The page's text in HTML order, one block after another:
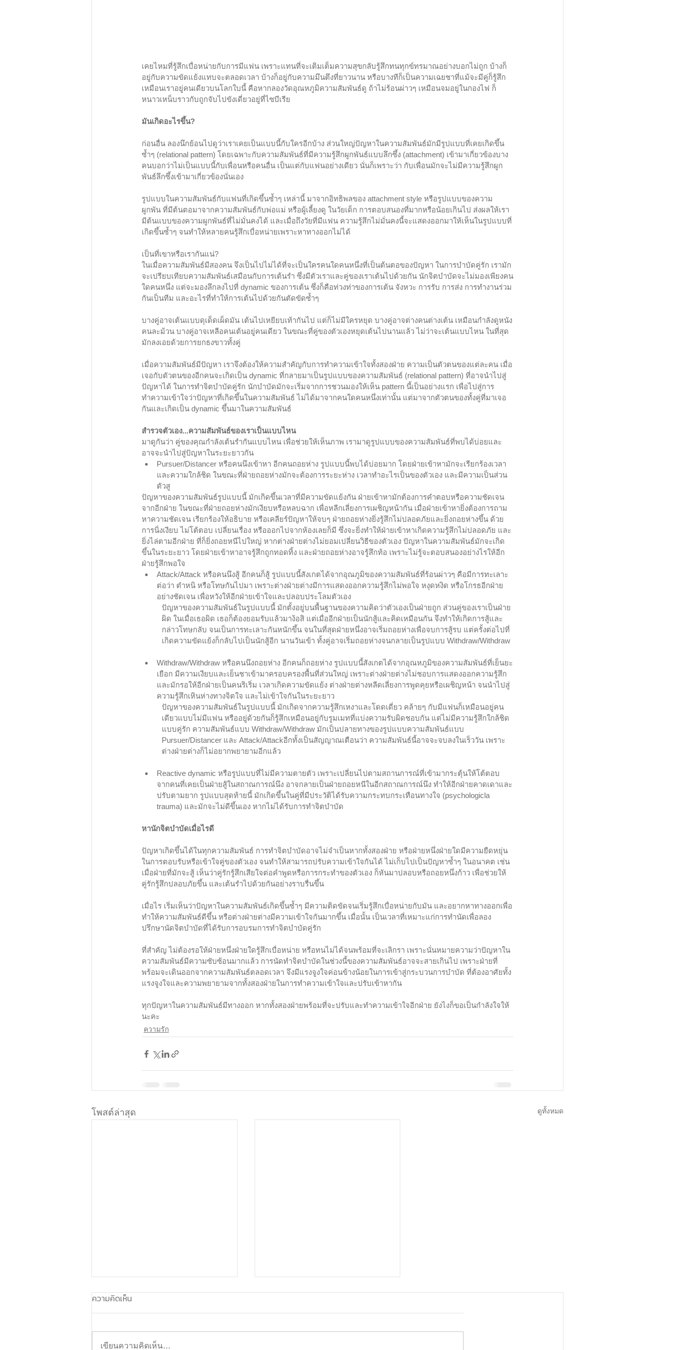
เคยไหมที่รู้สึกเบื่อหน่ายกับการมีแฟน เพราะแทนที่จะเติมเต็มความสุขกลับรู้สึกทนทุกข์ทรมาณอย่างบอกไม่ถูก บ้างก็
อยู่กับความขัดแย้งแทบจะตลอดเวลา บ้างก็อยู่กับความมึนตึงที่ยาวนาน หรือบางทีก็เป็นความเฉยชาที่แม้จะมีคู่ก็รู้สึก
เหมือนเราอยู่คนเดียวบนโลกใบนี้ คือหากลองวัดอุณหภูมิความสัมพันธ์ดู ถ้าไม่ร้อนผ่าวๆ เหมือนจมอยู่ในกองไฟ ก็
หนาวเหน็บราวกับถูกจับไปขังเดี่ยวอยู่ที่ไซบีเรีย
มันเกิดอะไรขึ้น?
ก่อนอื่น ลองนึกย้อนไปดูว่าเราเคยเป็นแบบนี้กับใครอีกบ้าง ส่วนใหญ่ปัญหาในความสัมพันธ์มักมีรูปแบบที่เคยเกิดขึ้น
ซ้ำๆ (relational pattern) โดยเฉพาะกับความสัมพันธ์ที่มีความรู้สึกผูกพันธ์แบบลึกซึ้ง (attachment) เข้ามาเกี่ยวข้องบาง
คนบอกว่าไม่เป็นแบบนี้กับเพื่อนหรือคนอื่น เป็นแต่กับแฟนอย่างเดียว นั่นก็เพราะว่า กับเพื่อนมักจะไม่มีความรู้สึกผูก
พันธ์ลึกซึ้งเข้ามาเกี่ยวข้องนั่นเอง
รูปแบบในความสัมพันธ์กับแฟนที่เกิดขึ้นซ้ำๆ เหล่านี้ มาจากอิทธิพลของ attachment style หรือรูปแบบของความ
ผูกพัน ที่มีต้นตอมาจากความสัมพันธ์กับพ่อแม่ หรือผู้เลี้ยงดู ในวัยเด็ก การตอบสนองที่มากหรือน้อยเกินไป ส่งผลให้เรา
มีต้นแบบของความผูกพันธ์ที่ไม่มั่นคงได้ และเมื่อถึงวัยที่มีแฟน ความรู้สึกไม่มั่นคงนี้จะแสดงออกมาให้เห็นในรูปแบบที่
เกิดขึ้นซ้ำๆ จนทำให้หลายคนรู้สึกเบื่อหน่ายเพราะหาทางออกไม่ได้
เป็นที่เขาหรือเรากันแน่?
ในเมื่อความสัมพันธ์มีสองคน จึงเป็นไปไม่ได้ที่จะเป็นใครคนใดคนหนึ่งที่เป็นต้นตอของปัญหา ในการบำบัดคู่รัก เรามัก
จะเปรียบเทียบความสัมพันธ์เสมือนกับการเต้นรำ ซึ่งมีตัวเราและคู่ของเราเต้นไปด้วยกัน นักจิตบำบัดจะไม่มองเพียงคน
ใดคนหนึ่ง แต่จะมองลึกลงไปที่ dynamic ของการเต้น ซึ่งก็คือท่วงท่าของการเต้น จังหวะ การรับ การส่ง การทำงานร่วม
กันเป็นทีม และอะไรที่ทำให้การเต้นไปด้วยกันตัดขัดซ้ำๆ
บางคู่อาจเต้นแบบดุเด็ดเผ็ดมัน เต้นไปเหยียบเท้ากันไป แต่ก็ไม่มีใครหยุด บางคู่อาจต่างคนต่างเต้น เหมือนกำลังดูหนัง
คนละม้วน บางคู่อาจเหลือคนเต้นอยู่คนเดียว ในขณะที่คู่ของตัวเองหยุดเต้นไปนานแล้ว ไม่ว่าจะเต้นแบบไหน ในที่สุด
มักลงเอยด้วยการยกธงขาวทั้งคู่
เมื่อความสัมพันธ์มีปัญหา เราจึงต้องให้ความสำคัญกับการทำความเข้าใจทั้งสองฝ่าย ความเป็นตัวตนของแต่ละคน เมื่อ
เจอกับตัวตนของอีกคนจะเกิดเป็น dynamic ที่กลายมาเป็นรูปแบบของความสัมพันธ์ (relational pattern) ที่อาจนำไปสู่
ปัญหาได้ ในการทำจิตบำบัดคู่รัก นักบำบัดมักจะเริ่มจากการชวนมองให้เห็น pattern นี้เป็นอย่างแรก เพื่อไปสู่การ
ทำความเข้าใจว่าปัญหาที่เกิดขึ้นในความสัมพันธ์ ไม่ได้มาจากคนใดคนหนึ่งเท่านั้น แต่มาจากตัวตนของทั้งคู่ที่มาเจอ
กันและเกิดเป็น dynamic ขึ้นมาในความสัมพันธ์
สำรวจตัวเอง...ความสัมพันธ์ของเราเป็นแบบไหน
มาดูกันว่า คู่ของคุณกำลังเต้นรำกันแบบไหน เพื่อช่วยให้เห็นภาพ เรามาดูรูปแบบของความสัมพันธ์ที่พบได้บ่อยและ
อาจจะนำไปสู่ปัญหาในระยะยาวกัน
Pursuer/Distancer หรือคนนึงเข้าหา อีกคนถอยห่าง รูปแบบนี้พบได้บ่อยมาก โดยฝ่ายเข้าหามักจะเรียกร้องเวลา
และความใกล้ชิด ในขณะที่ฝ่ายถอยห่างมักจะต้องการระยะห่าง เวลาทำอะไรเป็นของตัวเอง และมีความเป็นส่วน
ตัวสู
ปัญหาของความสัมพันธ์รูปแบบนี้ มักเกิดขึ้นเวลาที่มีความขัดแย้งกัน ฝ่ายเข้าหามักต้องการคำตอบหรือความชัดเจน
จากอีกฝ่าย ในขณะที่ฝ่ายถอยห่างมักเงียบหรือหลบฉาก เพื่อหลีกเลี่ยงการเผชิญหน้ากัน เมื่อฝ่ายเข้าหายิ่งต้องการถาม
หาความชัดเจน เรียกร้องให้อธิบาย หรือเคลียร์ปัญหาให้จบๆ ฝ่ายถอยห่างยิ่งรู้สึกไม่ปลอดภัยและยิ่งถอยห่างขึ้น ด้วย
การนิ่งเงียบ ไม่โต้ตอบ เปลี่ยนเรื่อง หรือออกไปจากห้องเลยก็มี ซึ่งจะยิ่งทำให้ฝ่ายเข้าหาเกิดความรู้สึกไม่ปลอดภัย และ
ยิ่งไล่ตามอีกฝ่าย ที่ก็ยิ่งถอยหนีไปใหญ่ หากต่างฝ่ายต่างไม่ยอมเปลี่ยนวิธีของตัวเอง ปัญหาในความสัมพันธ์มักจะเกิด
ขึ้นในระยะยาว โดยฝ่ายเข้าหาอาจรู้สึกถูกทอดทิ้ง และฝ่ายถอยห่างอาจรู้สึกท้อ เพราะไม่รู้จะตอบสนองอย่างไรให้อีก
ฝ่ายรู้สึกพอใจ
Attack/Attack หรือคนนึงสู้ อีกคนก็สู้ รูปแบบนี้สังเกตได้จากอุณภูมิของความสัมพันธ์ที่ร้อนผ่าวๆ คือมีการทะเลาะ
ต่อว่า ตำหนิ หรือโทษกันไปมา เพราะต่างฝ่ายต่างมีการแสดงออกความรู้สึกไม่พอใจ หงุดหงิด หรือโกรธอีกฝ่าย
อย่างชัดเจน เพื่อหวังให้อีกฝ่ายเข้าใจและปลอบประโลมตัวเอง
ปัญหาของความสัมพันธ์ในรูปแบบนี้ มักตั้งอยู่บนพื้นฐานของความคิดว่าตัวเองเป็นฝ่ายถูก ส่วนคู่ของเราเป็นฝ่าย
ผิด ในเมื่อเธอผิด เธอก็ต้องยอมรับแล้วมาง้อสิ แต่เมื่ออีกฝ่ายเป็นนักสู้และคิดเหมือนกัน จึงทำให้เกิดการสู้และ
กล่าวโทษกลับ จนเป็นการทะเลาะกันหนักขึ้น จนในที่สุดฝ่ายหนึ่งอาจเริ่มถอยห่างเพื่อจบการสู้รบ แต่ครั้งต่อไปที่
เกิดความขัดแย้งก็กลับไปเป็นนักสู้อีก นานวันเข้า ทั้งคู่อาจเริ่มถอยห่างจนกลายเป็นรูปแบบ Withdraw/Withdraw
Withdraw/Withdraw หรือคนนึงถอยห่าง อีกคนก็ถอยห่าง รูปแบบนี้สังเกตได้จากอุณหภูมิของความสัมพันธ์ที่เย็นยะ
เยือก มีความเงียบและเย็นชาเข้ามาครอบครองพื้นที่ส่วนใหญ่ เพราะต่างฝ่ายต่างไม่ชอบการแสดงออกความรู้สึก
และมักรอให้อีกฝ่ายเป็นคนริเริ่ม เวลาเกิดความขัดแย้ง ต่างฝ่ายต่างหลีดเลี่ยงการพูดคุยหรือเผชิญหน้า จนนำไปสู่
ความรู้สึกเหินห่างทางจิตใจ และไม่เข้าใจกันในระยะยาว
ปัญหาของความสัมพันธ์ในรูปแบบนี้ มักเกิดจากความรู้สึกเหงาและโดดเดี่ยว คล้ายๆ กับมีแฟนก็เหมือนอยู่คน
เดียวแบบไม่มีแฟน หรืออยู่ด้วยกันก็รู้สึกเหมือนอยู่กับรูมเมทที่แบ่งความรับผิดชอบกัน แต่ไม่มีความรู้สึกใกล้ชิด
แบบคู่รัก ความสัมพันธ์แบบ Withdraw/Withdraw มักเป็นปลายทางของรูปแบบความสัมพันธ์แบบ
Pursuer/Distancer และ Attack/Attackอีกทั้งเป็นสัญญาณเตือนว่า ความสัมพันธ์นี้อาจจะจบลงในเร็ววัน เพราะ
ต่างฝ่ายต่างก็ไม่อยากพยายามอีกแล้ว
Reactive dynamic หรือรูปแบบที่ไม่มีความตายตัว เพราะเปลี่ยนไปตามสถานการณ์ที่เข้ามากระตุ้นให้โต้ตอบ
จากคนที่เคยเป็นฝ่ายสู้ในสถาณการณ์นึง อาจกลายเป็นฝ่ายถอยหนีในอีกสถาณการณ์นึง ทำให้อีกฝ่ายคาดเดาและ
ปรับตามยาก รูปแบบสุดท้ายนี้ มักเกิดขึ้นในคู่ที่มีประวัติได้รับความกระทบกระเทือนทางใจ (psychologicla
trauma) และมักจะไม่ดีขึ้นเอง หากไม่ได้รับการทำจิตบำบัด
หานักจิตบำบัดเมื่อไรดี
ปัญหาเกิดขึ้นได้ในทุกความสัมพันธ์ การทำจิตบำบัดอาจไม่จำเป็นหากทั้งสองฝ่าย หรือฝ่ายหนึ่งฝ่ายใดมีความยืดหยุ่น
ในการตอบรับหรือเข้าใจคู่ของตัวเอง จนทำให้สามารถปรับความเข้าใจกันได้ ไม่เก็บไปเป็นปัญหาซ้ำๆ ในอนาคต เช่น
เมื่อฝ่ายที่มักจะสู้ เห็นว่าคู่รักรู้สึกเสียใจต่อคำพูดหรือการกระทำของตัวเอง ก็หันมาปลอบหรือถอยหนึ่งก้าว เพื่อช่วยให้
คู่รักรู้สึกปลอบภัยขึ้น และเต้นรำไปด้วยกันอย่างราบรื่นขึ้น
เมื่อไร เริ่มเห็นว่าปัญหาในความสัมพันธ์เกิดขึ้นซ้ำๆ มีความติดขัดจนเริ่มรู้สึกเบื่อหน่ายกับมัน และอยากหาทางออกเพื่อ
ทำให้ความสัมพันธ์ดีขึ้น หรือต่างฝ่ายต่างมีความเข้าใจกันมากขึ้น เมื่อนั้น เป็นเวลาที่เหมาะแก่การทำนัดเพื่อลอง
ปรึกษานัดจิตบำบัดที่ได้รับการอบรมการทำจิตบำบัดคู่รัก
ที่สำคัญ ไม่ต้องรอให้ฝ่ายหนึ่งฝ่ายใดรู้สึกเบื่อหน่าย หรือทนไม่ได้จนพร้อมที่จะเลิกรา เพราะนั่นหมายความว่าปัญหาใน
ความสัมพันธ์มีความซับซ้อนมากแล้ว การนัดทำจิตบำบัดในช่วงนี้ของความสัมพันธ์อาจจะสายเกินไป เพราะฝ่ายที่
พร้อมจะเดินออกจากความสัมพันธ์ตลอดเวลา จึงมีแรงจูงใจค่อนข้างน้อยในการเข้าสู่กระบวนการบำบัด ที่ต้องอาศัยทั้ง
แรงจูงใจและความพยายามจากทั้งสองฝ่ายในการทำความเข้าใจและปรับเข้าหากัน
ทุกปัญหาในความสัมพันธ์มีทางออก หากทั้งสองฝ่ายพร้อมที่จะปรับและทำความเข้าใจอีกฝ่าย ยังไงก็ขอเป็นกำลังใจให้
นะคะ
ความรัก
โพสต์ล่าสุด ดูทั้งหมด
ความคิดเห็น
เขียนความคิดเห็น…